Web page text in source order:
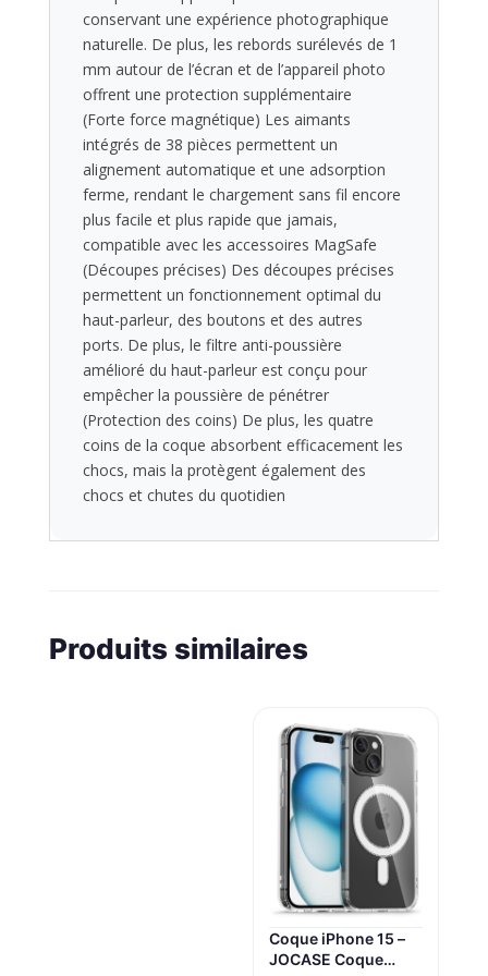
conservant une expérience photographique
naturelle. De plus, les rebords surélevés de 1
mm autour de l’écran et de l’appareil photo
offrent une protection supplémentaire
(Forte force magnétique) Les aimants
intégrés de 38 pièces permettent un
alignement automatique et une adsorption
ferme, rendant le chargement sans fil encore
plus facile et plus rapide que jamais,
compatible avec les accessoires MagSafe
(Découpes précises) Des découpes précises
permettent un fonctionnement optimal du
haut-parleur, des boutons et des autres
ports. De plus, le filtre anti-poussière
amélioré du haut-parleur est conçu pour
empêcher la poussière de pénétrer
(Protection des coins) De plus, les quatre
coins de la coque absorbent efficacement les
chocs, mais la protègent également des
chocs et chutes du quotidien
Produits similaires
Coque iPhone 15 –
JOCASE Coque